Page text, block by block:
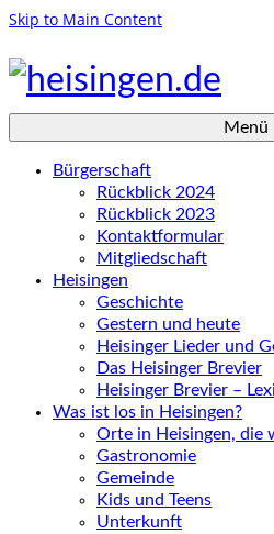
Skip to Main Content
Menü
Bürgerschaft
Rückblick 2024
Rückblick 2023
Kontaktformular
Mitgliedschaft
Heisingen
Geschichte
Gestern und heute
Heisinger Lieder und
Das Heisinger Brevier
Heisinger Brevier –
Was ist los in Heisingen?
Orte in Heisingen, die
Gastronomie
Gemeinde
Kids und Teens
Unterkunft